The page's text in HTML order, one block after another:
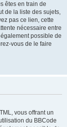
êtes en train de
de la liste des sujets,
pas ce lien, cette
nécessaire entre
possible de
vous de le faire
vous offrant un
du BBCode